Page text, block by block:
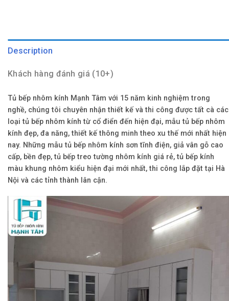
Description
Khách hàng đánh giá (10+)
Tủ bếp nhôm kính Mạnh Tâm với 15 năm kinh nghiệm trong
nghề, chúng tôi chuyên nhận thiết kế và thi công được tất cà các
loại tủ bếp nhôm kính từ cổ điển đến hiện đại, mẫu tủ bếp nhôm
kính đẹp, đa năng, thiết kế thông minh theo xu thế mới nhất hiện
nay. Những mẫu tủ bếp nhôm kính sơn tĩnh điện, giả vân gỗ cao
cấp, bền đẹp, tủ bếp treo tường nhôm kính giá rẻ, tủ bếp kính
màu khung nhôm kiểu hiện đại mới nhất, thi công lắp đặt tại Hà
Nội và các tỉnh thành lân cận.